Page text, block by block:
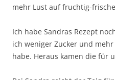
mehr Lust auf fruchtig-
Ich habe Sandras Rezept
ich weniger Zucker und
habe. Heraus kamen die für